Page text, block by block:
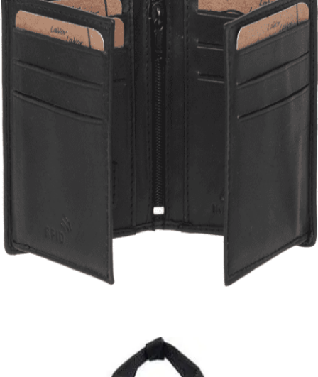
Quick View
Εξαντλημένο
ΑΝΔΡΙΚΑ ΠΟΡΤΟΦΟΛΙΑ
Μικρό πορτοφόλι Lavor 1-3308